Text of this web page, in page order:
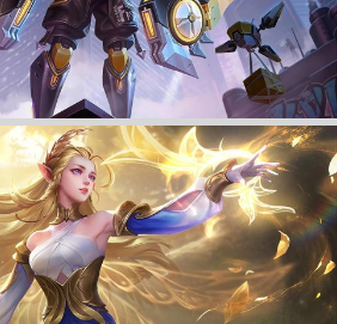
算者-孙膑《王者荣耀》 4K电脑壁纸
立 即 下 载
收 藏